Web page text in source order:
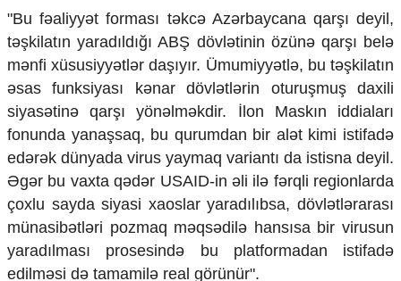
"Bu fəaliyyət forması təkcə Azərbaycana qarşı deyil,
təşkilatın yaradıldığı ABŞ dövlətinin özünə qarşı belə
mənfi xüsusiyyətlər daşıyır. Ümumiyyətlə, bu təşkilatın
əsas funksiyası kənar dövlətlərin oturuşmuş daxili
siyasətinə qarşı yönəlməkdir. İlon Maskın iddiaları
fonunda yanaşsaq, bu qurumdan bir alət kimi istifadə
edərək dünyada virus yaymaq variantı da istisna deyil.
Əgər bu vaxta qədər USAID-in əli ilə fərqli regionlarda
çoxlu sayda siyasi xaoslar yaradılıbsa, dövlətlərarası
münasibətləri pozmaq məqsədilə hansısa bir virusun
yaradılması prosesində bu platformadan istifadə
edilməsi də tamamilə real görünür".